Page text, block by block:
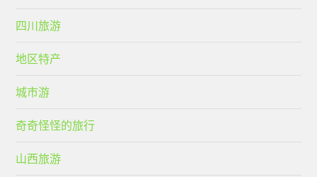
四川旅游
地区特产
城市游
奇奇怪怪的旅行
山西旅游